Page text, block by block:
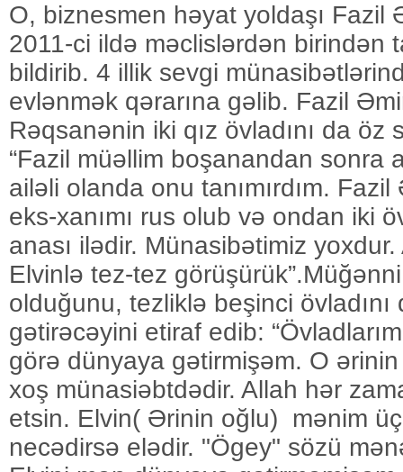
O, biznesmen həyat yoldaşı Fazil
2011-ci ildə məclislərdən birindən
bildirib. 4 illik sevgi
evlənmək qərarına gəlib. Fazil
Rəqsanənin iki qız övladını da öz
“Fazil müəllim boşanandan sonra
ailəli olanda onu tanımırdım.
eks-xanımı rus olub və ondan iki
anası ilədir. Münasibətimiz
Elvinlə tez-tez
olduğunu, tezliklə beşinci övladını
gətirəcəyini etiraf edib:
görə dünyaya gətirmişəm. O
xoş münasiəbtdədir. Allah hər
etsin. Elvin( Ərinin oğlu) mənim
necədirsə elədir. "Ögey" sözü